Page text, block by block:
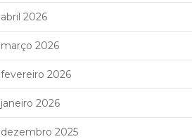
abril 2026
março 2026
fevereiro 2026
janeiro 2026
dezembro 2025